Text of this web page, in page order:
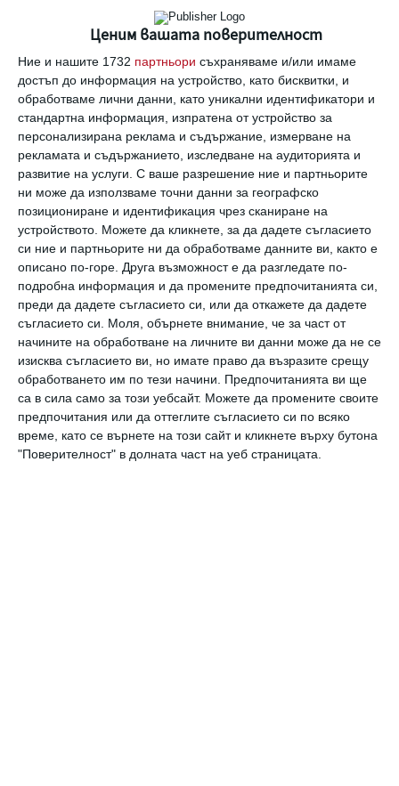
Ценим вашата поверителност
Ние и нашите 1732 партньори съхраняваме и/или имаме
достъп до информация на устройство, като бисквитки, и
обработваме лични данни, като уникални идентификатори и
стандартна информация, изпратена от устройство за
персонализирана реклама и съдържание, измерване на
рекламата и съдържанието, изследване на аудиторията и
развитие на услуги. С ваше разрешение ние и партньорите
ни може да използваме точни данни за географско
позициониране и идентификация чрез сканиране на
устройството. Можете да кликнете, за да дадете съгласието
си ние и партньорите ни да обработваме данните ви, както е
описано по-горе. Друга възможност е да разгледате по-
подробна информация и да промените предпочитанията си,
преди да дадете съгласието си, или да откажете да дадете
съгласието си.
Моля, обърнете внимание, че за част от
начините на обработване на личните ви данни може да не се
изисква съгласието ви, но имате право да възразите срещу
обработването им по тези начини. Предпочитанията ви ще
са в сила само за този уебсайт. Можете да промените своите
предпочитания или да оттеглите съгласието си по всяко
време, като се върнете на този сайт и кликнете върху бутона
"Поверителност" в долната част на уеб страницата.
Разкриваме мита за идеалната майка
Вижте дали наистина съществува такова понятие
31 май 2022 г.
Портрет на една НЕсъвършена майка
Да бъдете перфектни е невъзможно, а и доста скучно
21 май 2021 г.